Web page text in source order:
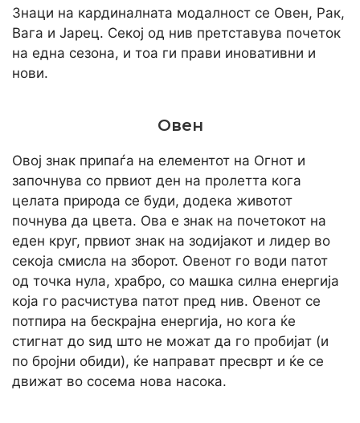
Знаци на кардиналната модалност се Овен, Рак,
Вага и Јарец. Секој од нив претставува почеток
на една сезона, и тоа ги прави иновативни и
нови.
Овен
Овој знак припаѓа на елементот на Огнот и
започнува со првиот ден на пролетта кога
целата природа се буди, додека животот
почнува да цвета. Ова е знак на почетокот на
еден круг, првиот знак на зодијакот и лидер во
секоја смисла на зборот. Овенот го води патот
од точка нула, храбро, со машка силна енергија
која го расчистува патот пред нив. Овенот се
потпира на бескрајна енергија, но кога ќе
стигнат до ѕид што не можат да го пробијат (и
по бројни обиди), ќе направат пресврт и ќе се
движат во сосема нова насока.